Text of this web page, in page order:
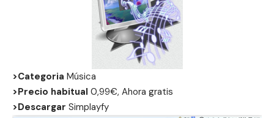
>Categoria Música
>Precio habitual 0,99€, Ahora gratis
>Descargar Simplayfy